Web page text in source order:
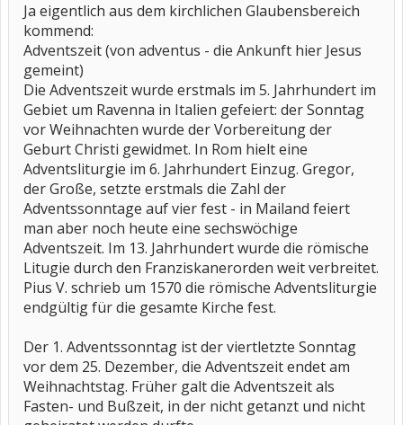
Ja eigentlich aus dem kirchlichen Glaubensbereich
kommend:
Adventszeit (von adventus - die Ankunft hier Jesus
gemeint)
Die Adventszeit wurde erstmals im 5. Jahrhundert im
Gebiet um Ravenna in Italien gefeiert: der Sonntag
vor Weihnachten wurde der Vorbereitung der
Geburt Christi gewidmet. In Rom hielt eine
Adventsliturgie im 6. Jahrhundert Einzug. Gregor,
der Große, setzte erstmals die Zahl der
Adventssonntage auf vier fest - in Mailand feiert
man aber noch heute eine sechswöchige
Adventszeit. Im 13. Jahrhundert wurde die römische
Litugie durch den Franziskanerorden weit verbreitet.
Pius V. schrieb um 1570 die römische Adventsliturgie
endgültig für die gesamte Kirche fest.
Der 1. Adventssonntag ist der viertletzte Sonntag
vor dem 25. Dezember, die Adventszeit endet am
Weihnachtstag. Früher galt die Adventszeit als
Fasten- und Bußzeit, in der nicht getanzt und nicht